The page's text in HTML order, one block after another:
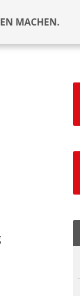
MACHEN.